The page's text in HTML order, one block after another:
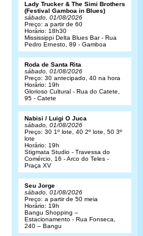
Lady Trucker & The Simi Brothers
(Festival Gamboa in Blues)
sábado, 01/08/2026
Preço: a partir de 60
Horário: 18h30
Mississippi Delta Blues Bar - Rua
Pedro Ernesto, 89 - Gamboa
Roda de Santa Rita
sábado, 01/08/2026
Preço: 30 antecipado, 40 na hora
Horário: 19h
Glorioso Cultural - Rua do Catete,
95 - Catete
Nabisi / Luigi O Juca
sábado, 01/08/2026
Preço: 30 1º lote, 40 2º lote, 50 3º
lote
Horário: 19h
Stigmata Studio - Travessa do
Comércio, 16 - Arco do Teles -
Praça XV
Seu Jorge
sábado, 01/08/2026
Preço: a partir de 50 meia
Horário: 19h
Bangu Shopping –
Estacionamento - Rua Fonseca,
240 – Bangu